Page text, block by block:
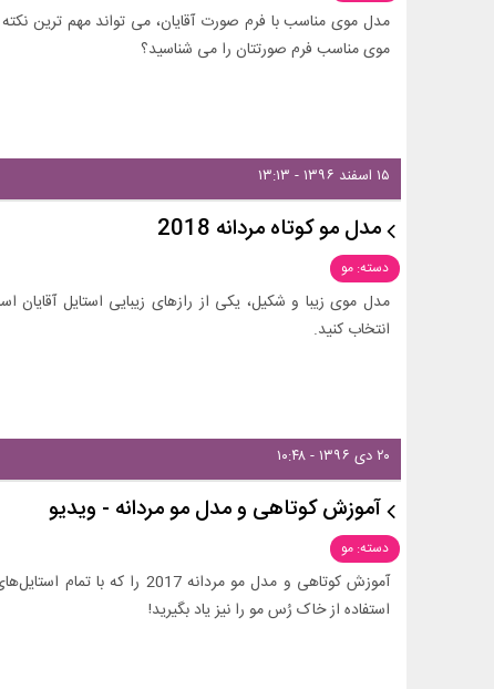
مدل موی مناسب با فرم صورت آقایان، می تواند مهم ترین
موی مناسب فرم صورتتان را می شناسید؟
۱۵ اسفند ۱۳۹۶ - ۱۳:۱۳
مدل مو کوتاه مردانه 2018
دسته: مو
مدل موی زیبا و شکیل، یکی از رازهای زیبایی استایل
انتخاب کنید.
۲۰ دی ۱۳۹۶ - ۱۰:۴۸
آموزش کوتاهی و مدل مو مردانه - ویدیو
دسته: مو
آموزش کوتاهی و مدل مو مردانه
استفاده از خاک رُس مو را نیز یاد بگیرید!